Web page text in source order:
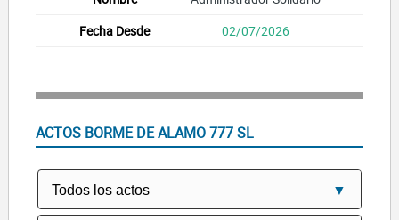
02/07/2026
ACTOS BORME DE ALAMO 777 SL